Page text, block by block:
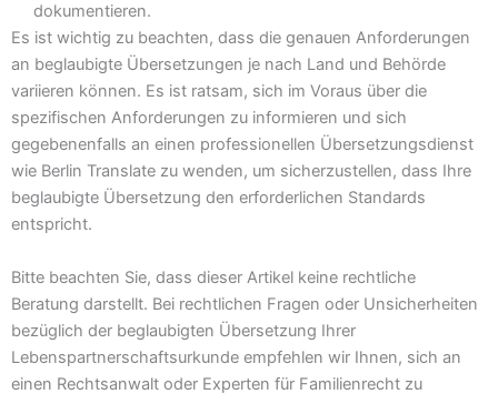
dokumentieren.
Es ist wichtig zu beachten, dass die genauen Anforderungen
an beglaubigte Übersetzungen je nach Land und Behörde
variieren können. Es ist ratsam, sich im Voraus über die
spezifischen Anforderungen zu informieren und sich
gegebenenfalls an einen professionellen Übersetzungsdienst
wie Berlin Translate zu wenden, um sicherzustellen, dass Ihre
beglaubigte Übersetzung den erforderlichen Standards
entspricht.
Bitte beachten Sie, dass dieser Artikel keine rechtliche
Beratung darstellt. Bei rechtlichen Fragen oder Unsicherheiten
bezüglich der beglaubigten Übersetzung Ihrer
Lebenspartnerschaftsurkunde empfehlen wir Ihnen, sich an
einen Rechtsanwalt oder Experten für Familienrecht zu